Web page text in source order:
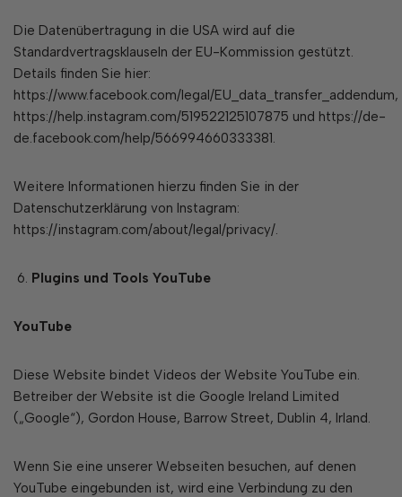
Die Datenübertragung in die USA wird auf die
Standardvertragsklauseln der EU-Kommission gestützt.
Details finden Sie hier:
https://www.facebook.com/legal/EU_data_transfer_addendum,
https://help.instagram.com/519522125107875 und https://de-
de.facebook.com/help/566994660333381.
Weitere Informationen hierzu finden Sie in der
Datenschutzerklärung von Instagram:
https://instagram.com/about/legal/privacy/.
Plugins und Tools YouTube
YouTube
Diese Website bindet Videos der Website YouTube ein.
Betreiber der Website ist die Google Ireland Limited
(„Google“), Gordon House, Barrow Street, Dublin 4, Irland.
Wenn Sie eine unserer Webseiten besuchen, auf denen
YouTube eingebunden ist, wird eine Verbindung zu den